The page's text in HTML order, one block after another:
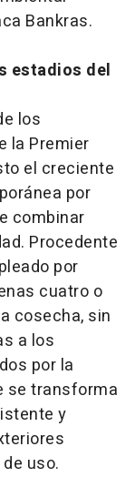
Bankras.
estadios del
los
la Premier
el creciente
por
combinar
Procedente
por
cuatro o
cosecha, sin
a los
por la
se transforma
y
uso.